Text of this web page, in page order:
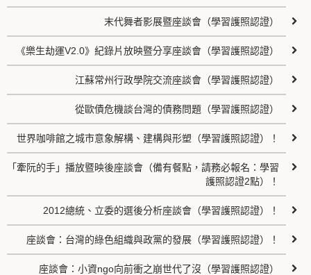
末代舞者影展暨座談會（學習護照認證）
《樂生劫運V2.0》紀錄片放映暨分享座談會（學習護照認證）
江蘇常州行政學院交流座談會（學習護照認證）
從歐債危機談台灣的債務問題（學習護照認證）
世界咖啡館之城市意象解構、建構與形塑（學習護照認證）！
「牽阮的手」播放暨映後座談會（備有餐點，請務必報名：學習
護照認證2點）！
2012總統、立委的選後分析座談會（學習護照認證）！
座談會：台灣的綠色組織與政黨的發展（學習護照認證）！
座談會：小資ngo向前衝之崩世代了沒（學習護照認證）